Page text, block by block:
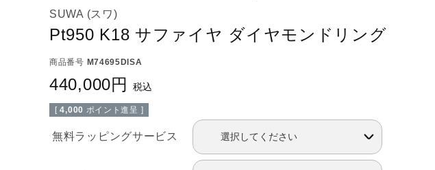
SUWA (スワ)
Pt950 K18 サファイヤ ダイヤモンドリング
商品番号 M74695DISA
440,000 税込
[ 4,000 ポイント進呈 ]
無料ラッピングサービス